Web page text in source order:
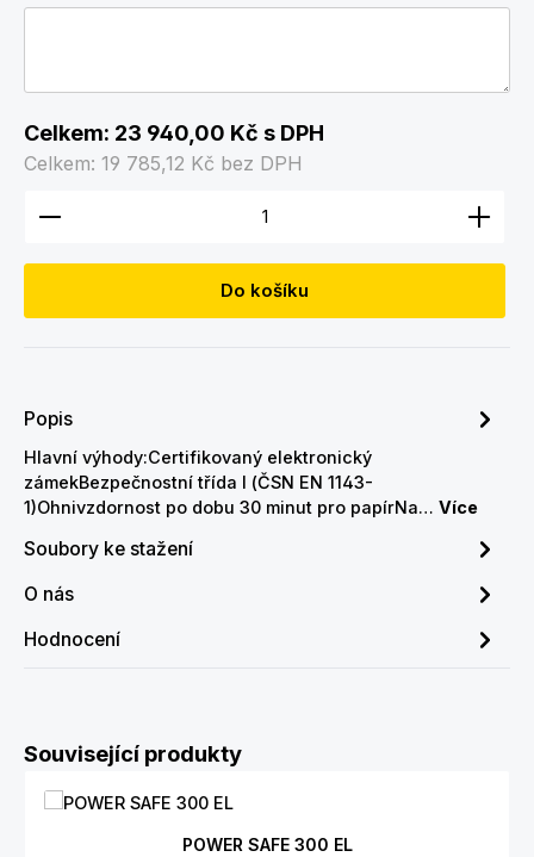
Celkem: 23 940,00 Kč s DPH
Celkem: 19 785,12 Kč bez DPH
Množství produktu: Zadejte požadované
Do košíku
Popis
Hlavní výhody:Certifikovaný elektronický
zámekBezpečnostní třída I (ČSN EN 1143-
1)Ohnivzdornost po dobu 30 minut pro papírNa… Více
Soubory ke stažení
O nás
Hodnocení
Přeskočit galerii produktů
Související produkty
POWER SAFE 300 EL